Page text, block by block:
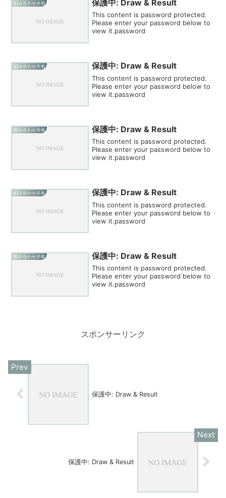
組み合わせ共有 保護中: Draw & Result
This content is password protected.
Please enter your password below to
view it.password
組み合わせ共有 保護中: Draw & Result
This content is password protected.
Please enter your password below to
view it.password
組み合わせ共有 保護中: Draw & Result
This content is password protected.
Please enter your password below to
view it.password
組み合わせ共有 保護中: Draw & Result
This content is password protected.
Please enter your password below to
view it.password
組み合わせ共有 保護中: Draw & Result
This content is password protected.
Please enter your password below to
view it.password
スポンサーリンク
保護中: Draw & Result
保護中: Draw & Result